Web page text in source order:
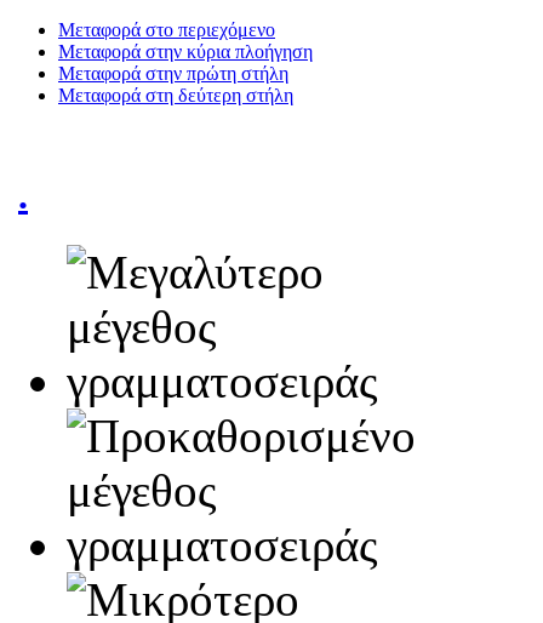
Μεταφορά στο περιεχόμενο
Μεταφορά στην κύρια πλοήγηση
Μεταφορά στην πρώτη στήλη
Μεταφορά στη δεύτερη στήλη
.